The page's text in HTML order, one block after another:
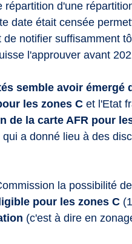
répartition d'une
date était censée
de notifier suffisamment
l'approuver avant
semble avoir émergé
les zones C et l'Etat
de la carte AFR pour
qui a donné lieu à des
la possibilité de
pour les zones C
(c'est à dire en